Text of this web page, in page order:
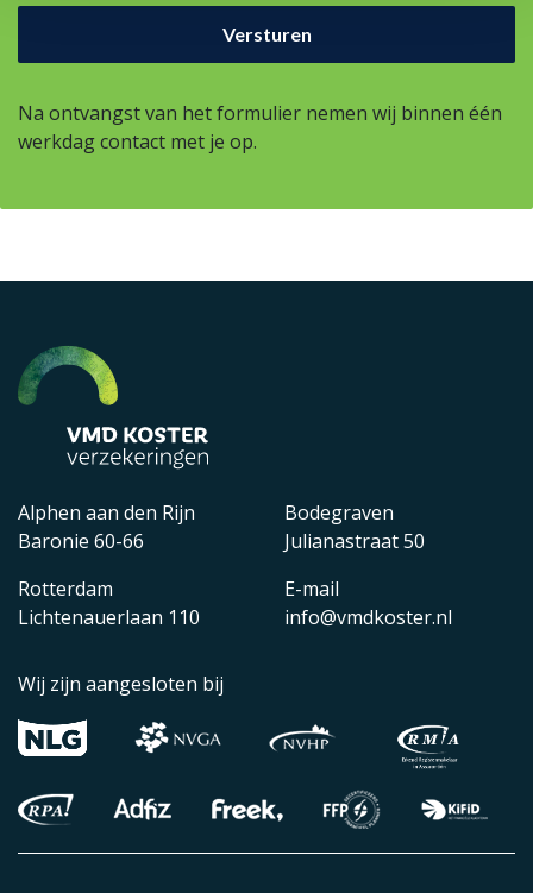
Na ontvangst van het formulier nemen wij binnen één
werkdag contact met je op.
Alphen aan den Rijn
Baronie 60-66
Rotterdam
Lichtenauerlaan 110
Bodegraven
Julianastraat 50
E-mail
info@vmdkoster.nl
Wij zijn aangesloten bij